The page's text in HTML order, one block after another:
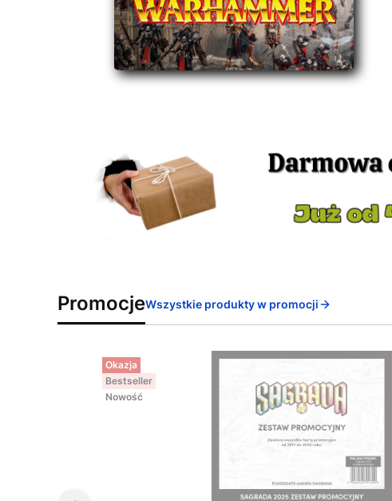
PromocjeWszystkie produkty w promocji
Okazja
Bestseller
Nowość